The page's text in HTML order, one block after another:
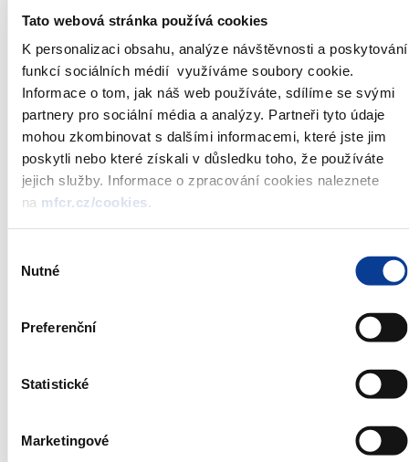
Tato webová stránka používá cookies
K personalizaci obsahu, analýze návštěvnosti a poskytování
funkcí sociálních médií využíváme soubory cookie.
Informace o tom, jak náš web používáte, sdílíme se svými
partnery pro sociální média a analýzy. Partneři tyto údaje
mohou zkombinovat s dalšími informacemi, které jste jim
poskytli nebo které získali v důsledku toho, že používáte
jejich služby. Informace o zpracování cookies naleznete
na mfcr.cz/cookies.
souhlasu
Nutné
Preferenční
Statistické
Marketingové
stavebního
překlenovací
2)
428 724 403 660 373 046
Přírůstek
(%)
-3,7 -6,5
Úvěry
celkem
Objem
(mld. Kč)
293,362 293,115 282,217
v tom: ze
stavebního
spoření
55,780 55,709
překlenovací 240,294 237,335 226,508
-
celkem /
naspořená
Úvěry podle § 5 odst. 5 zákona č. 96/1993 Sb., o stavebním
spoření a státní podpoře stavebního spoření, ve znění pozdějších